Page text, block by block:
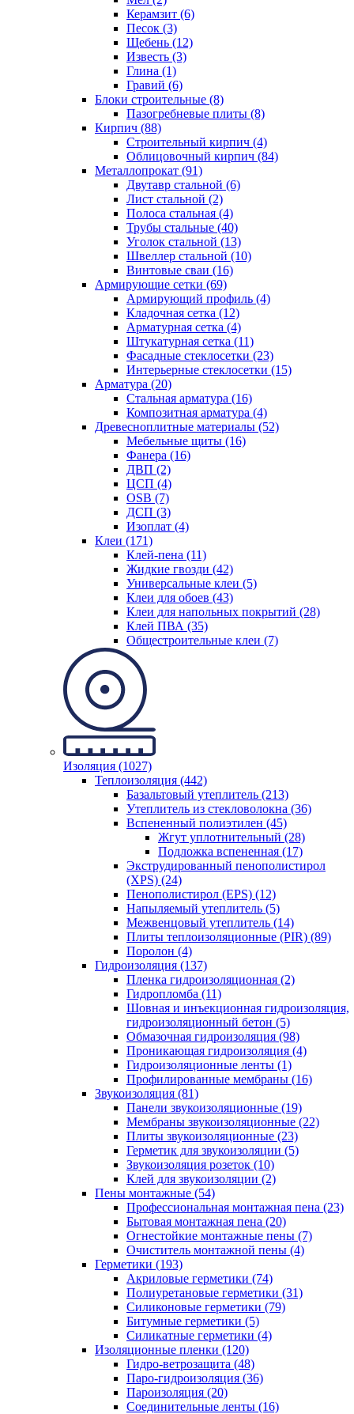
Керамзит (6)
Песок (3)
Щебень (12)
Известь (3)
Глина (1)
Гравий (6)
Блоки строительные (8)
Пазогребневые плиты (8)
Кирпич (88)
Строительный кирпич (4)
Облицовочный кирпич (84)
Металлопрокат (91)
Двутавр стальной (6)
Лист стальной (2)
Полоса стальная (4)
Трубы стальные (40)
Уголок стальной (13)
Швеллер стальной (10)
Винтовые сваи (16)
Армирующие сетки (69)
Армирующий профиль (4)
Кладочная сетка (12)
Арматурная сетка (4)
Штукатурная сетка (11)
Фасадные стеклосетки (23)
Интерьерные стеклосетки (15)
Арматура (20)
Стальная арматура (16)
Композитная арматура (4)
Древесноплитные материалы (52)
Мебельные щиты (16)
Фанера (16)
ДВП (2)
ЦСП (4)
OSB (7)
ДСП (3)
Изоплат (4)
Клеи (171)
Клей-пена (11)
Жидкие гвозди (42)
Универсальные клеи (5)
Клеи для обоев (43)
Клеи для напольных покрытий (28)
Клей ПВА (35)
Общестроительные клеи (7)
Изоляция (1027)
Теплоизоляция (442)
Базальтовый утеплитель (213)
Утеплитель из стекловолокна (36)
Вспененный полиэтилен (45)
Жгут уплотнительный (28)
Подложка вспененная (17)
Экструдированный пенополистирол
(XPS) (24)
Пенополистирол (EPS) (12)
Напыляемый утеплитель (5)
Межвенцовый утеплитель (14)
Плиты теплоизоляционные (PIR) (89)
Поролон (4)
Гидроизоляция (137)
Пленка гидроизоляционная (2)
Гидропломба (11)
Шовная и инъекционная гидроизоляция,
гидроизоляционный бетон (5)
Обмазочная гидроизоляция (98)
Проникающая гидроизоляция (4)
Гидроизоляционные ленты (1)
Профилированные мембраны (16)
Звукоизоляция (81)
Панели звукоизоляционные (19)
Мембраны звукоизоляционные (22)
Плиты звукоизоляционные (23)
Герметик для звукоизоляции (5)
Звукоизоляция розеток (10)
Клей для звукоизоляции (2)
Пены монтажные (54)
Профессиональная монтажная пена (23)
Бытовая монтажная пена (20)
Огнестойкие монтажные пены (7)
Очиститель монтажной пены (4)
Герметики (193)
Акриловые герметики (74)
Полиуретановые герметики (31)
Силиконовые герметики (79)
Битумные герметики (5)
Силикатные герметики (4)
Изоляционные пленки (120)
Гидро-ветрозащита (48)
Паро-гидроизоляция (36)
Пароизоляция (20)
Соединительные ленты (16)